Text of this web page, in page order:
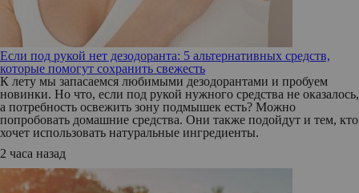
Если под рукой нет дезодоранта: 5 альтернативных средств,
которые помогут сохранить свежесть
К лету мы запасаемся любимыми дезодорантами и пробуем
новинки. Но что, если под рукой нужного средства не оказалось,
а потребность освежить зону подмышек есть? Можно
попробовать домашние средства. Они также подойдут и тем, кто
хочет использовать натуральные ингредиенты.
2 часа назад